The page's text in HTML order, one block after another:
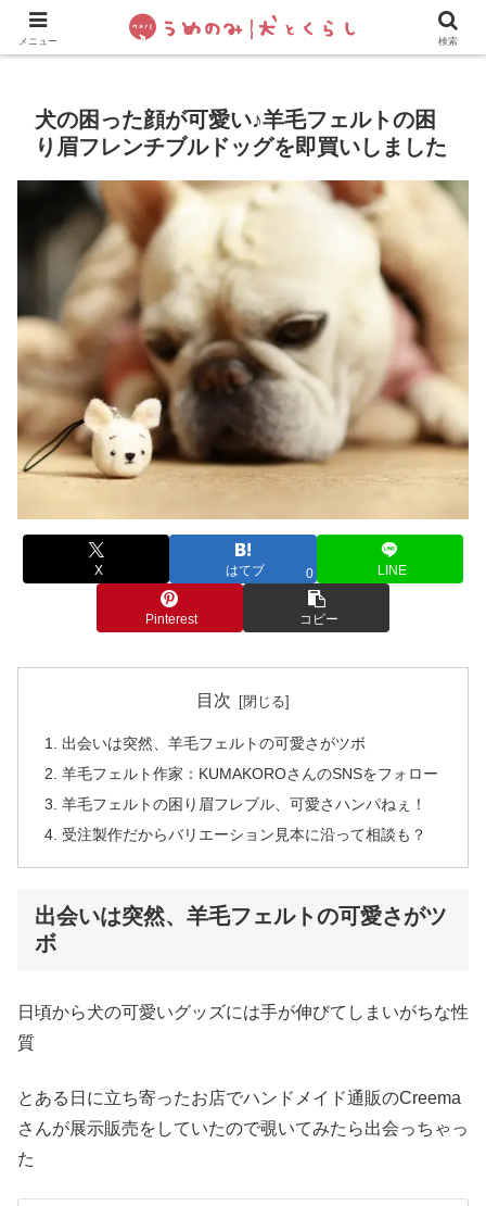
犬の手作りご飯 フレブル飼い方・しつけ ペットグッズ&
犬の困った顔が可愛い♪羊毛フェルトの困
り眉フレンチブルドッグを即買いしました
X はてブ 0 LINE
Pinterest コピー
目次
出会いは突然、羊毛フェルトの可愛さがツボ
羊毛フェルト作家：KUMAKOROさんのSNSをフォロー
羊毛フェルトの困り眉フレブル、可愛さハンパねぇ！
受注製作だからバリエーション見本に沿って相談も？
出会いは突然、羊毛フェルトの可愛さがツ
ボ
日頃から犬の可愛いグッズには手が伸びてしまいがちな性
質
とある日に立ち寄ったお店でハンドメイド通販のCreema
さんが展示販売をしていたので覗いてみたら出会っちゃっ
た
メニュー 検索